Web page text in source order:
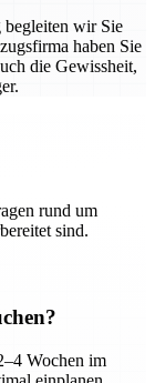
begleiten wir Sie
haben Sie
die Gewissheit,
rund um
sind.
Wochen im